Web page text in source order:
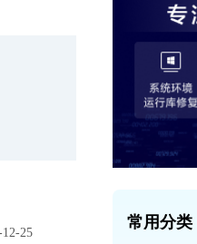
12-25
常用分类